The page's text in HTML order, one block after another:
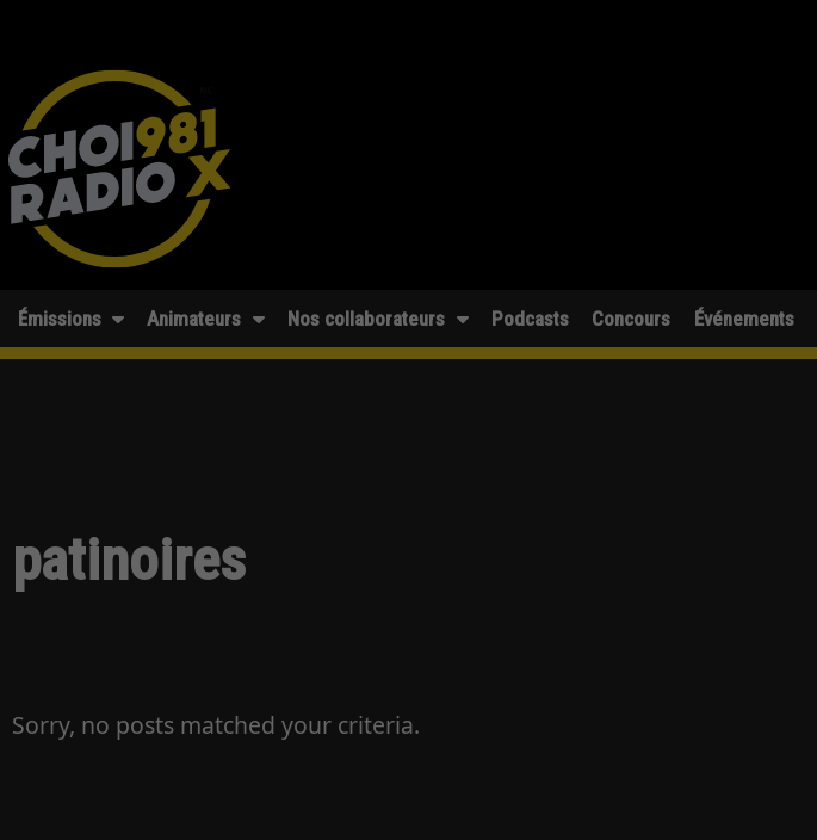
Émissions Animateurs Nos collaborateurs Podcasts Concours Événements
patinoires
Sorry, no posts matched your criteria.